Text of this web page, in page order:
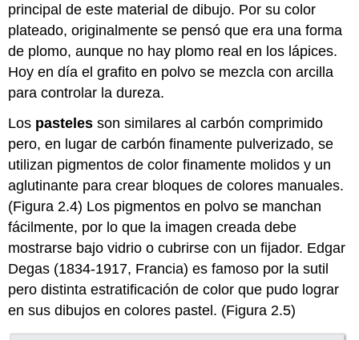
principal de este material de dibujo. Por su color
plateado, originalmente se pensó que era una forma
de plomo, aunque no hay plomo real en los lápices.
Hoy en día el grafito en polvo se mezcla con arcilla
para controlar la dureza.
Los pasteles son similares al carbón comprimido
pero, en lugar de carbón finamente pulverizado, se
utilizan pigmentos de color finamente molidos y un
aglutinante para crear bloques de colores manuales.
(Figura 2.4) Los pigmentos en polvo se manchan
fácilmente, por lo que la imagen creada debe
mostrarse bajo vidrio o cubrirse con un fijador. Edgar
Degas (1834-1917, Francia) es famoso por la sutil
pero distinta estratificación de color que pudo lograr
en sus dibujos en colores pastel. (Figura 2.5)